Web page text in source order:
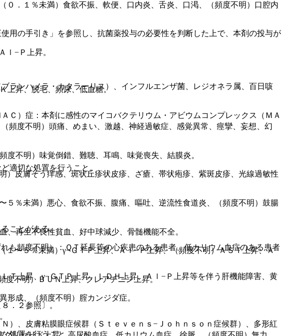
．１％未満）食欲不振、軟便、口内炎、舌炎、口渇、（頻度不明）口腔内
−Ｐ上昇。
上昇、脱毛、頻尿、低血糖。
度不明）頭痛、めまい、激越、神経過敏症、感覚異常、痙攣、妄想、幻
不明）味覚倒錯、難聴、耳鳴、味覚喪失、結膜炎。
皮膚そう痒感、斑状丘疹状皮疹、ざ瘡、帯状疱疹、紫斑皮疹、光線過敏性
％未満）悪心、食欲不振、腹痛、嘔吐、逆流性食道炎、（頻度不明）鼓腸
再生不良性貧血、好中球減少、骨髄機能不全。
〜５％未満）γ−ＧＴＰ上昇、Ａｌ−Ｐ上昇、（頻度不明）ＡＳＴ上昇、Ａ
不明）ＢＵＮ上昇、クレアチニン上昇。
成、（頻度不明）腟カンジダ症。
用の手引き」を参照し、抗菌薬投与の必要性を判断した上で、本剤の投与が
ンハメラ・カタラーリス）、インフルエンザ菌、レジオネラ属、百日咳
）症：本剤に感性のマイコバクテリウム・アビウムコンプレックス（ＭＡ
適切な処置を行うこと。
ことがある。
頻度不明）：ＱＴ延長等の心疾患のある患者、低カリウム血症のある患者
上昇、γ−ＧＴＰ上昇、ＬＤＨ上昇、Ａｌ−Ｐ上昇等を伴う肝機能障害、黄
．２参照〕。
、皮膚粘膜眼症候群（Ｓｔｅｖｅｎｓ−Ｊｏｈｎｓｏｎ症候群）、多形紅
処置を行うこと。